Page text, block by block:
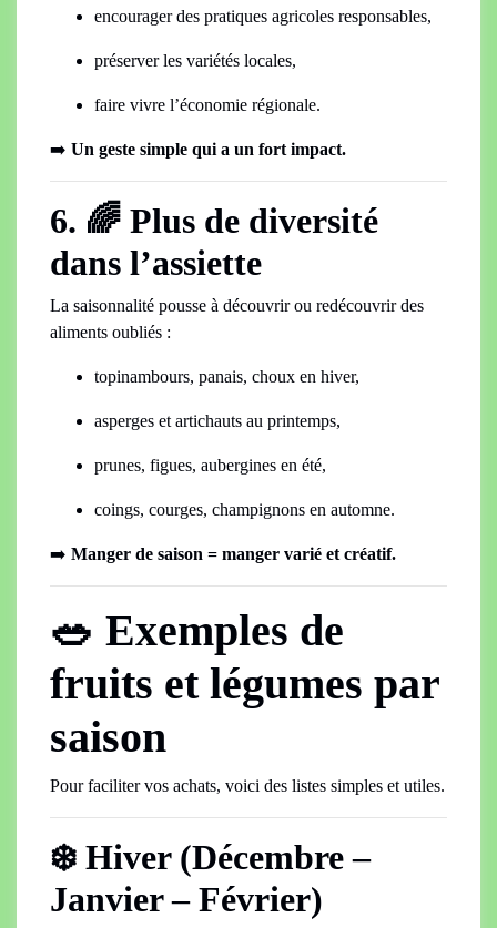
encourager des pratiques agricoles responsables,
préserver les variétés locales,
faire vivre l’économie régionale.
➡️ Un geste simple qui a un fort impact.
6. 🌈 Plus de diversité
dans l’assiette
La saisonnalité pousse à découvrir ou redécouvrir des
aliments oubliés :
topinambours, panais, choux en hiver,
asperges et artichauts au printemps,
prunes, figues, aubergines en été,
coings, courges, champignons en automne.
➡️ Manger de saison = manger varié et créatif.
🥗 Exemples de
fruits et légumes par
saison
Pour faciliter vos achats, voici des listes simples et utiles.
❄️ Hiver (Décembre –
Janvier – Février)